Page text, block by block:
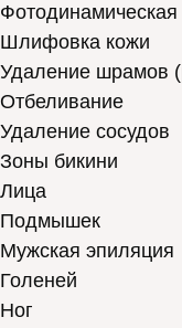
Шлифовка кожи
Удаление шрамов
Отбеливание
Удаление сосудов
Зоны бикини
Лица
Подмышек
Мужская эпиляция
Голеней
Ног